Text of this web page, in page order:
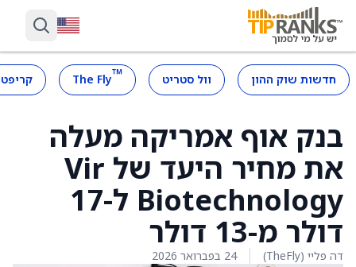
חדשות שוק ההון וול סטריט ™
The Fly
בנק אוף אמריקה מעלה
את מחיר היעד של Vir
Biotechnology ל-17
דולר מ-13 דולר
דה פליי (TheFly) 24 בפברואר 2026